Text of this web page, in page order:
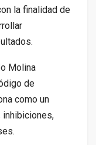
la finalidad de
Molina
de
como un
inhibiciones,